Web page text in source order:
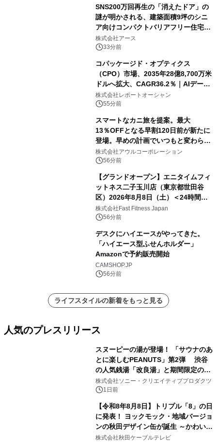
SNS200万回再生の「消えたドア」の
謎が明かされる、建築面積9坪のシニ
ア向けコンパクトバリアフリー住宅が
誕生
株式会社アース
33分前
コパッケージド・オプティクス
（CPO）市場、2035年28億8,700万米
ドルへ拡大、CAGR36.2％｜AIデータ
センター・高速光通信需要が成長を加
速
株式会社レポートオーシャン
55分前
スマートなカニ旅を提案。最大
13％OFFとなる早割120日前が新たに
登場。早めの計画でいつもと変わらぬ
大人の冬旅を。ー夕日ヶ浦温泉「佳松
苑 別邸ふうか」ー
株式会社アウルコーポレーション
56分前
【グランドオープン】エニタイムフィ
ットネス二子玉川店（東京都世田谷
区）2026年8月8日（土）＜24時間年
中無休のフィットネスジム＞
株式会社Fast Fitness Japan
56分前
デスクにハイエースがやってきた。
「ハイエース型ふせんホルダー」
Amazonで予約販売開始
CAMSHOP.JP
56分前
ライフスタイルの新着をもっと見る
人気のプレスリリース
スヌーピーの湯が登場！ 「サウナのあ
とに楽しむPEANUTS」第2弾 渋谷
の人気銭湯「改良湯」と期間限定のコ
ラボレーション サウナイキタイコラ
ボグッズも発売決定！
株式会社ソニー・クリエイティブプロダクツ
1日前
【令和8年8月8日】トリプル「8」の日
に発表！ ヨックモック・地域バージョ
ンの秋田デザイン缶が誕生 ～かわいい
秋田犬の子犬と秋田の四季と名所を巡
株式会社秋田ケーブルテレビ